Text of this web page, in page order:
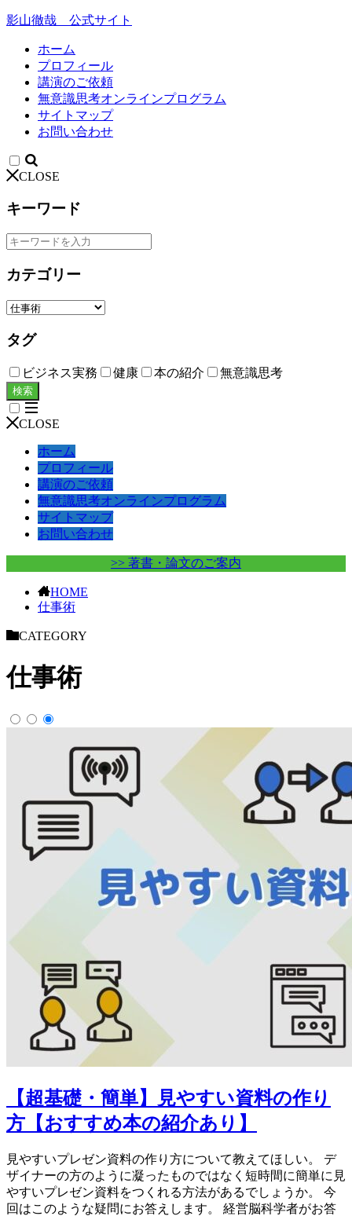
影山徹哉 公式サイト
ホーム
プロフィール
講演のご依頼
無意識思考オンラインプログラム
サイトマップ
お問い合わせ
CLOSE
キーワード
カテゴリー
タグ
ビジネス実務 健康 本の紹介 無意識思考
検索
CLOSE
ホーム
プロフィール
講演のご依頼
無意識思考オンラインプログラム
サイトマップ
お問い合わせ
>> 著書・論文のご案内
HOME
仕事術
CATEGORY
仕事術
【超基礎・簡単】見やすい資料の作り
方【おすすめ本の紹介あり】
見やすいプレゼン資料の作り方について教えてほしい。 デ
ザイナーの方のように凝ったものではなく短時間に簡単に見
やすいプレゼン資料をつくれる方法があるでしょうか。 今
回はこのような疑問にお答えします。 経営脳科学者がお答